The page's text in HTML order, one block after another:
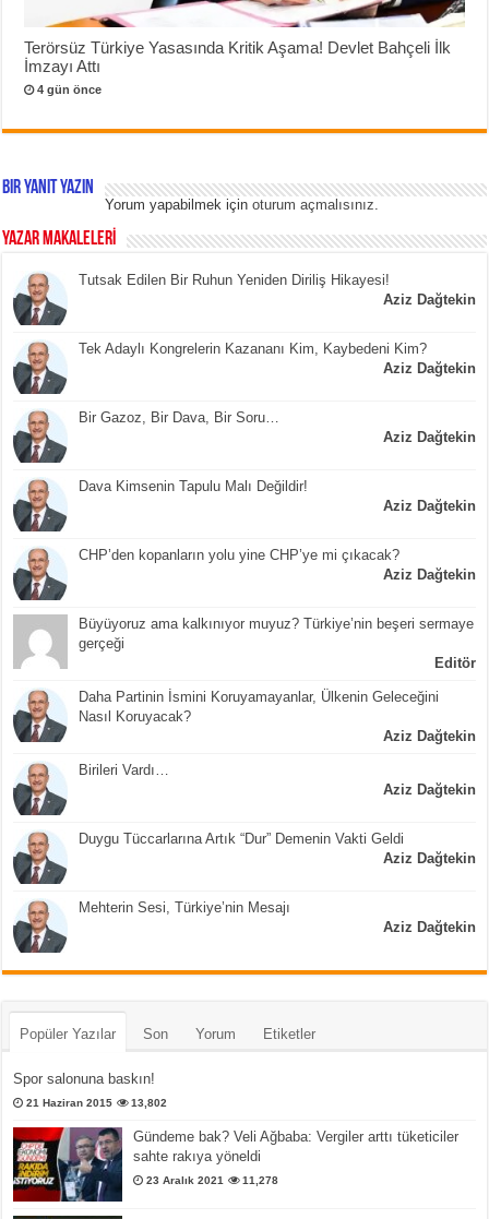
Terörsüz Türkiye Yasasında Kritik Aşama! Devlet Bahçeli İlk
İmzayı Attı
4 gün önce
Bir yanıt yazın
Yorum yapabilmek içinoturum açmalısınız
YAZAR MAKALELERİ
Tutsak Edilen Bir Ruhun Yeniden Diriliş Hikayesi!
Aziz Dağtekin
Tek Adaylı Kongrelerin Kazananı Kim, Kaybedeni Kim?
Aziz Dağtekin
Bir Gazoz, Bir Dava, Bir Soru…
Aziz Dağtekin
Dava Kimsenin Tapulu Malı Değildir!
Aziz Dağtekin
CHP’den kopanların yolu yine CHP’ye mi çıkacak?
Aziz Dağtekin
Büyüyoruz ama kalkınıyor muyuz? Türkiye’nin beşeri sermaye
gerçeği
Editör
Daha Partinin İsmini Koruyamayanlar, Ülkenin Geleceğini
Nasıl Koruyacak?
Aziz Dağtekin
Birileri Vardı…
Aziz Dağtekin
Duygu Tüccarlarına Artık “Dur” Demenin Vakti Geldi
Aziz Dağtekin
Mehterin Sesi, Türkiye’nin Mesajı
Aziz Dağtekin
Popüler Yazılar Son Yorum Etiketler
Spor salonuna baskın!
21 Haziran 2015 13,802
Gündeme bak? Veli Ağbaba: Vergiler arttı tüketiciler
sahte rakıya yöneldi
23 Aralık 2021 11,278